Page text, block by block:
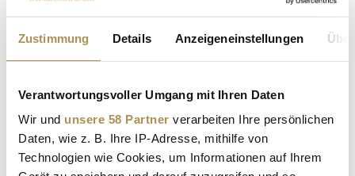
Zustimmung Details Anzeigeneinstellungen
Verantwortungsvoller Umgang mit Ihren Daten
Wir und unsere 58 Partner verarbeiten Ihre persönlichen
Daten, wie z. B. Ihre IP-Adresse, mithilfe von
Technologien wie Cookies, um Informationen auf Ihrem
Ausgabe der Internationalen Filmfestspiele. Standesgemäß
war auch das erste Wochenende des diesjährigen Kino-
Gipfeltreffens von Premieren und prominenten Gästen
geprägt: "Eddington", "Nouvelle Vague" oder "Die, my Love"
brachten Joaquin Phoenix,...